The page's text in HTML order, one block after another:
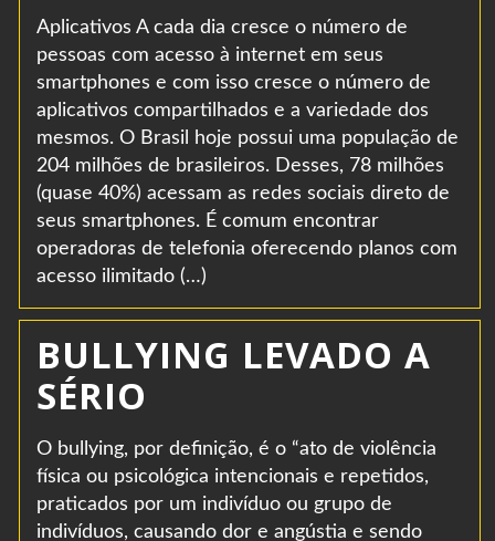
Aplicativos A cada dia cresce o número de
pessoas com acesso à internet em seus
smartphones e com isso cresce o número de
aplicativos compartilhados e a variedade dos
mesmos. O Brasil hoje possui uma população de
204 milhões de brasileiros. Desses, 78 milhões
(quase 40%) acessam as redes sociais direto de
seus smartphones. É comum encontrar
operadoras de telefonia oferecendo planos com
acesso ilimitado (…)
BULLYING LEVADO A
SÉRIO
O bullying, por definição, é o “ato de violência
física ou psicológica intencionais e repetidos,
praticados por um indivíduo ou grupo de
indivíduos, causando dor e angústia e sendo